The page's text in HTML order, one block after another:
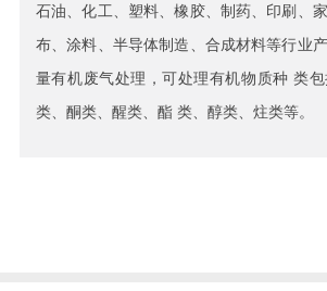
石油、化工、塑料、橡胶、制药、印刷、
布、涂料、半导体制造、合成材料等行业
量有机废气处理，可处理有机物质种 类
类、酮类、醒类、酯 类、醇类、炷类等。